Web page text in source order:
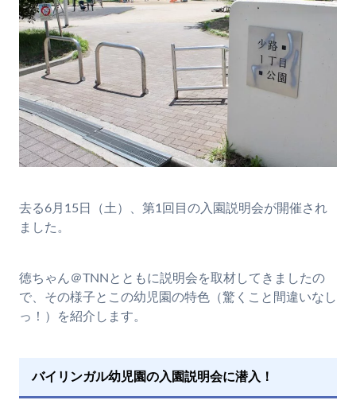
去る6月15日（土）、第1回目の入園説明会が開催され
ました。
徳ちゃん＠TNNとともに説明会を取材してきましたの
で、その様子とこの幼児園の特色（驚くこと間違いなし
っ！）を紹介します。
バイリンガル幼児園の入園説明会に潜入！